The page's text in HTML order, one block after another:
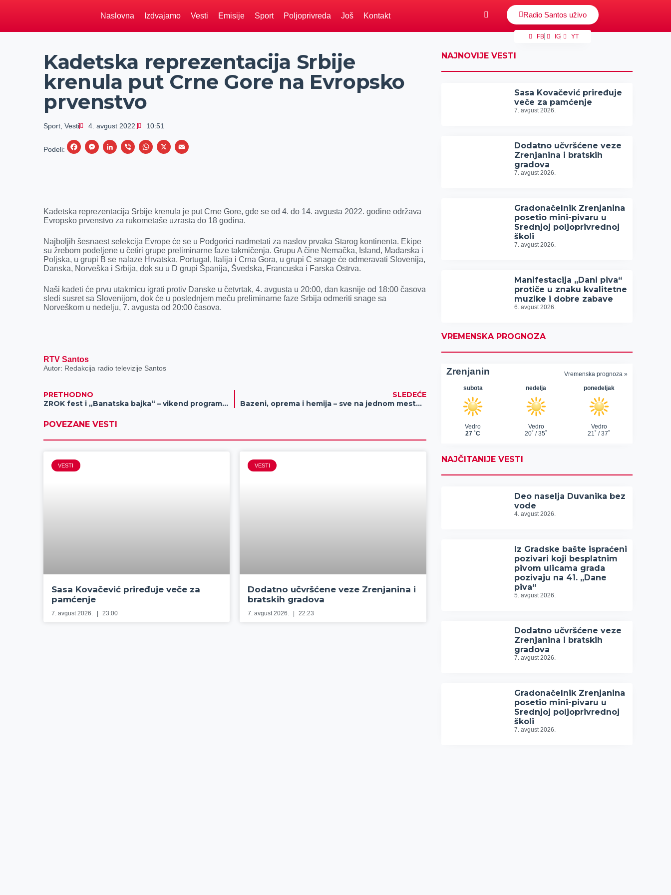
Naslovna Izdvajamo Vesti Emisije Sport Poljoprivreda Još Kontakt Radio Santos uživo
FB IG YT
Kadetska reprezentacija Srbije
krenula put Crne Gore na Evropsko
prvenstvo
Sport ,Vesti 4. avgust 2022. 10:51
Podeli:
F
o
k
M
n
e
r
L
d
n
V
W
A
p
X
Kadetska reprezentacija Srbije krenula je put Crne Gore, gde se od 4. do 14. avgusta 2022. godine održava
Evropsko prvenstvo za rukometaše uzrasta do 18 godina.
Najboljih šesnaest selekcija Evrope će se u Podgorici nadmetati za naslov prvaka Starog kontinenta. Ekipe
su žrebom podeljene u četiri grupe preliminarne faze takmičenja. Grupu A čine Nemačka, Island, Mađarska i
Poljska, u grupi B se nalaze Hrvatska, Portugal, Italija i Crna Gora, u grupi C snage će odmeravati Slovenija,
Danska, Norveška i Srbija, dok su u D grupi Španija, Švedska, Francuska i Farska Ostrva.
Naši kadeti će prvu utakmicu igrati protiv Danske u četvrtak, 4. avgusta u 20:00, dan kasnije od 18:00 časova
sledi susret sa Slovenijom, dok će u poslednjem meču preliminarne faze Srbija odmeriti snage sa
Norveškom u nedelju, 7. avgusta od 20:00 časova.
RTV Santos
Autor: Redakcija radio televizije Santos
PRETHODNO
ZROK fest i „Banatska bajka“ – vikend programi Kulturnog centra Zrenjanina
SLEDEĆE
Bazeni, oprema i hemija – sve na jednom mestu u Diskontu Helena
POVEZANE VESTI
VESTI
Sasa Kovačević priređuje veče za
pamćenje
7. avgust 2026. 23:00
VESTI
Dodatno učvršćene veze Zrenjanina i
bratskih gradova
7. avgust 2026. 22:23
NAJNOVIJE VESTI
Sasa Kovačević priređuje
veče za pamćenje
7. avgust 2026.
Dodatno učvršćene veze
Zrenjanina i bratskih
gradova
7. avgust 2026.
Gradonačelnik Zrenjanina
posetio mini-pivaru u
Srednjoj poljoprivrednoj
školi
7. avgust 2026.
Manifestacija „Dani piva“
protiče u znaku kvalitetne
muzike i dobre zabave
6. avgust 2026.
VREMENSKA PROGNOZA
NAJČITANIJE VESTI
Deo naselja Duvanika bez
vode
4. avgust 2026.
Iz Gradske bašte ispraćeni
pozivari koji besplatnim
pivom ulicama grada
pozivaju na 41. „Dane
piva“
5. avgust 2026.
Dodatno učvršćene veze
Zrenjanina i bratskih
gradova
7. avgust 2026.
Gradonačelnik Zrenjanina
posetio mini-pivaru u
Srednjoj poljoprivrednoj
školi
7. avgust 2026.